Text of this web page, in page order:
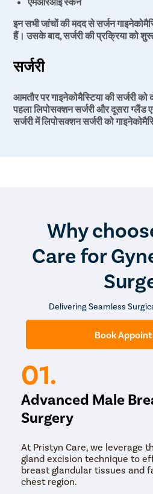
इन सभी जांचों की मदद से सर्जन
हैं। उसके बाद, सर्जरी की प्रक्रिया को
सर्जरी
आमतौर पर गाइनेकोमैस्टिया की सर्जरी को
पहला लिपोसक्शन सर्जरी और दूसरा ग्लैंड
सर्जरी में लिपोसक्शन सर्जरी को
सप्ताह तक का समय लग सकता है।
हमारी क्लिनिक में मॉडर्न और एडवांस
का इलाज किया जाता है। इस सर्जरी
सर्जन के द्वारा पूरा किया जाता है।
एनेस्थीसिया देते हैं जिससे सर्जरी के दौरान
बाद, मेटल कैनुला की मदद से एक्स्ट्रा फैट
कर देते हैं। इस सर्जरी को पूरा होने में
यह एक सुरक्षित सर्जिकल प्रक्रिया है,
हॉस्पिटल में रुकने की आवश्यकता नहीं
डिस्चार्ज कर देते हैं।
Why
Care for
Delivering Seamless
Book
01.
Advanced Male
Surgery
At Pristyn Care, we leverage
gland excision technique to
breast glandular tissues and
chest region.